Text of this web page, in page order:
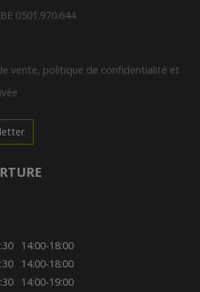
0501.970.644
vente, politique de confidentialité et
14:00-18:00
14:00-18:00
14:00-19:00